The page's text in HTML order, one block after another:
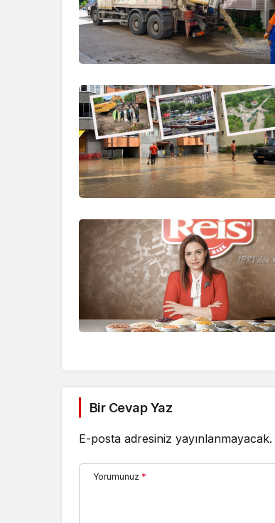
Bir Cevap Yaz
E-posta adresiniz yayınlanmayacak.
Yorumunuz *